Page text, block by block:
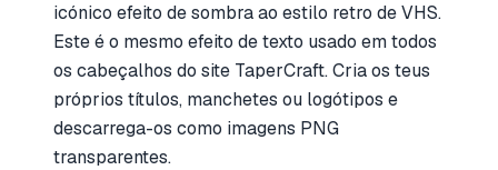
icónico efeito de sombra ao estilo retro de VHS.
Este é o mesmo efeito de texto usado em todos
os cabeçalhos do site TaperCraft. Cria os teus
próprios títulos, manchetes ou logótipos e
descarrega-os como imagens PNG
transparentes.